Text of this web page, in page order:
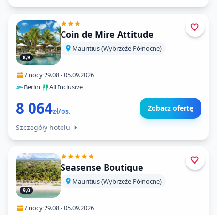
8,9
Coin de Mire Attitude
Mauritius (Wybrzeże Północne)
7 nocy·29.08-05.09.2026
Berlin· All Inclusive
8 064zł/os. Zobacz ofertę
Szczegóły hotelu
9,0
Seasense Boutique
Mauritius (Wybrzeże Północne)
7 nocy·29.08-05.09.2026